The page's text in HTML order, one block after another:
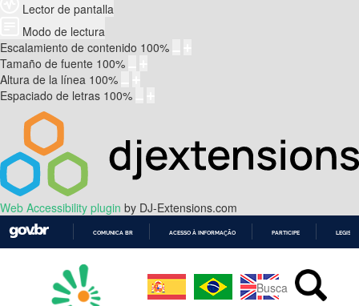
Lector de pantalla
Modo de lectura
Escalamiento de contenido 100%
Tamaño de fuente 100%
Altura de la línea 100%
Espaciado de letras 100%
Web Accessibility plugin by DJ-Extensions.com
CONTEÚDO
COMUNICA BR ACESSO À INFORMAÇÃO PARTICIPE